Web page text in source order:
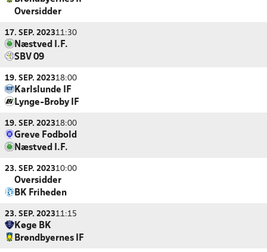
Oversidder
17. SEP. 202311:30
Næstved I.F.
SBV 09
19. SEP. 202318:00
Karlslunde IF
Lynge-Broby IF
19. SEP. 202318:00
Greve Fodbold
Næstved I.F.
23. SEP. 202310:00
Oversidder
BK Friheden
23. SEP. 202311:15
Køge BK
Brøndbyernes IF